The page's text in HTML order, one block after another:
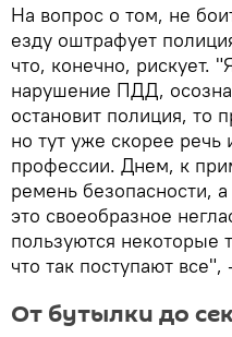
На вопрос о том, не
езду оштрафует
что, конечно, рискует.
нарушение ПДД,
остановит полиция, то
но тут уже скорее речь
профессии. Днем, к
ремень безопасности,
это своеобразное
пользуются некоторые
что так поступают все",
От бутылки до